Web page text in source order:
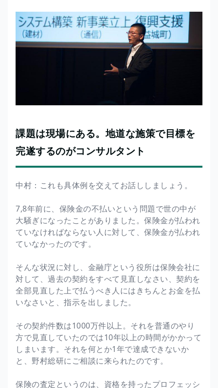
課題は現場にある。地道な施策で目標を
完遂するのがコンサルタント
中村：これも具体例を交えてお話ししましょう。
7,8年前に、保険金の不払いという問題で世の中が
大騒ぎになったことがありました。保険金が払われ
ていなければならない人に対して、保険金が払われ
ていなかったのです。
そんな状況に対し、金融庁という役所は保険会社に
対して、過去の契約をすべて見直しなさい、契約を
全部見直した上で払うべき人にはきちんとお金を払
いなさいと、指示を出しました。
その契約件数は1000万件以上。それを普通のやり
方で見直していたのでは10年以上の時間がかかって
しまいます。それを何とか1年で達成できないか
と、野村総研にご相談に来られたのです。
保険の査定というのは、資格を持ったプロフェッシ